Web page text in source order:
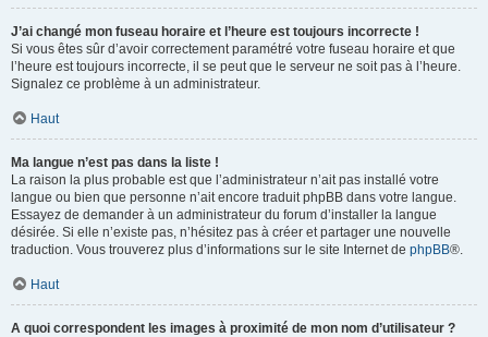
J’ai changé mon fuseau horaire et l’heure est toujours incorrecte !
Si vous êtes sûr d’avoir correctement paramétré votre fuseau horaire et que
l’heure est toujours incorrecte, il se peut que le serveur ne soit pas à l’heure.
Signalez ce problème à un administrateur.
Haut
Ma langue n’est pas dans la liste !
La raison la plus probable est que l’administrateur n’ait pas installé votre
langue ou bien que personne n’ait encore traduit phpBB dans votre langue.
Essayez de demander à un administrateur du forum d’installer la langue
désirée. Si elle n’existe pas, n’hésitez pas à créer et partager une nouvelle
traduction. Vous trouverez plus d’informations sur le site Internet de phpBB®.
Haut
A quoi correspondent les images à proximité de mon nom d’utilisateur ?